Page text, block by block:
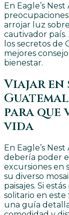
En Eagle’s
arrojar luz
cautivador país.
los secretos
mejores
bienestar.
Viajar
para que
vida
En Eagle’s
debería poder
excursiones en
su diverso
paisajes. Si
solitario en
una guía